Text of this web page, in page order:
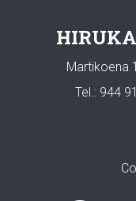
Martikoena
Tel.: 944